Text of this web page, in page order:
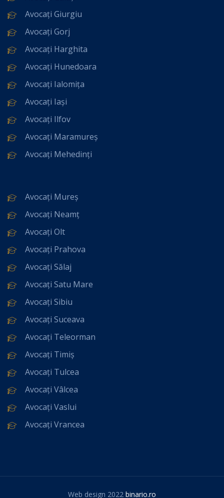
Avocați Giurgiu
Avocați Gorj
Avocați Harghita
Avocați Hunedoara
Avocați Ialomița
Avocați Iași
Avocați Ilfov
Avocați Maramureș
Avocați Mehedinți
Avocați Mureș
Avocați Neamț
Avocați Olt
Avocați Prahova
Avocați Sălaj
Avocați Satu Mare
Avocați Sibiu
Avocați Suceava
Avocați Teleorman
Avocați Timiș
Avocați Tulcea
Avocați Vâlcea
Avocați Vaslui
Avocați Vrancea
Web design 2022 binario.ro